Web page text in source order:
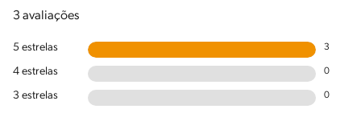
3 avaliações
5 estrelas 3
4 estrelas 0
3 estrelas 0